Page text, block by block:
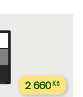
2 660Kč